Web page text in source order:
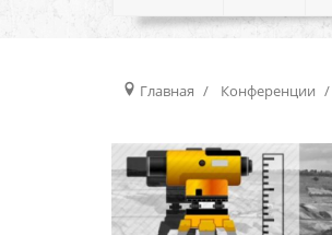
Главная Конференции